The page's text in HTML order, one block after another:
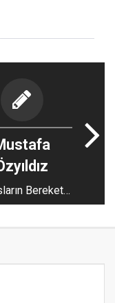
Bereketli
Hilal’indeki Ereğli 1